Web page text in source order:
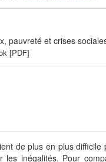
pauvreté et crises
[PDF]
de plus en plus difficile
les inégalités. Pour